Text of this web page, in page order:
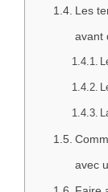
Les
avant
avec